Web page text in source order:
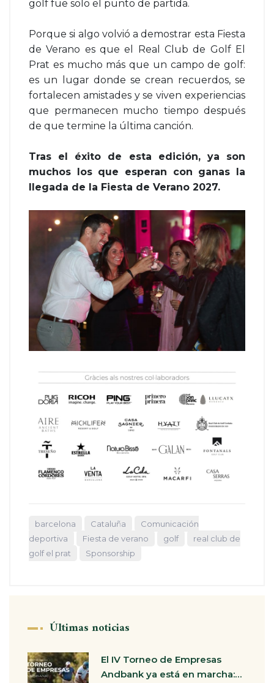
golf fue solo el punto de partida.
Porque si algo volvió a demostrar esta Fiesta
de Verano es que el Real Club de Golf El
Prat es mucho más que un campo de golf:
es un lugar donde se crean recuerdos, se
fortalecen amistades y se viven experiencias
que permanecen mucho tiempo después
de que termine la última canción.
Tras el éxito de esta edición, ya son
muchos los que esperan con ganas la
llegada de la Fiesta de Verano 2027.
barcelona Cataluña
Comunicación
deportiva
Fiesta de verano golf
real club de
golf el prat
Sponsorship
Últimas noticias
El IV Torneo de Empresas
Andbank ya está en marcha:…